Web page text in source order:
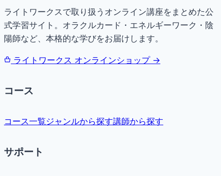
ライトワークスで取り扱うオンライン講座をまとめた公
式学習サイト。オラクルカード・エネルギーワーク・陰
陽師など、本格的な学びをお届けします。
ライトワークス オンラインショップ →
コース
コース一覧ジャンルから探す講師から探す
サポート